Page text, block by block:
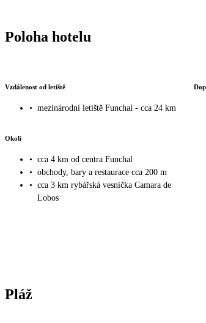
Poloha hotelu
Vzdálenost od letiště
• mezinárodní letiště Funchal - cca 24 km
Okolí
• cca 4 km od centra Funchal
• obchody, bary a restaurace cca 200 m
• cca 3 km rybářská vesnička Camara de
Lobos
Pláž